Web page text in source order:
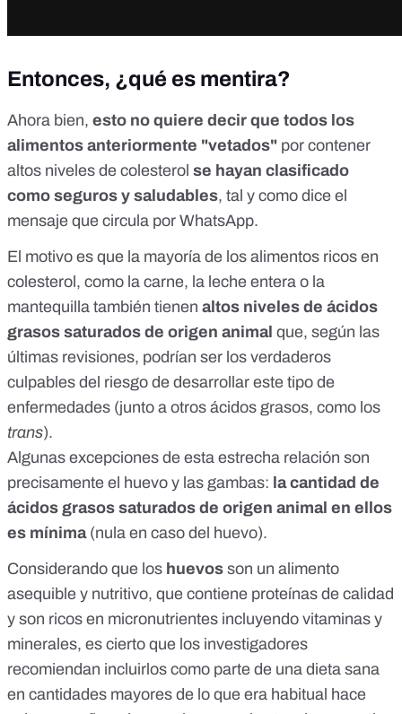
Entonces, ¿qué es mentira?
Ahora bien, esto no quiere decir que todos los
alimentos anteriormente "vetados" por contener
altos niveles de colesterol se hayan clasificado
como seguros y saludables, tal y como dice el
mensaje que circula por WhatsApp.
El motivo es que la mayoría de los alimentos ricos en
colesterol, como la carne, la leche entera o la
mantequilla también tienen altos niveles de ácidos
grasos saturados de origen animal que, según las
últimas revisiones, podrían ser los verdaderos
culpables del riesgo de desarrollar este tipo de
enfermedades (junto a otros ácidos grasos, como los
trans).
Algunas excepciones de esta estrecha relación son
precisamente el huevo y las gambas: la cantidad de
ácidos grasos saturados de origen animal en ellos
es mínima (nula en caso del huevo).
Considerando que los huevos son un alimento
asequible y nutritivo, que contiene proteínas de calidad
y son ricos en micronutrientes incluyendo vitaminas y
minerales, es cierto que los investigadores
recomiendan incluirlos como parte de una dieta sana
en cantidades mayores de lo que era habitual hace